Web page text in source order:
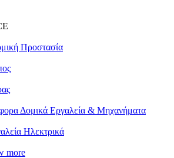
Προστασία
Δομικά Εργαλεία & Μηχανήματα
Ηλεκτρικά
more